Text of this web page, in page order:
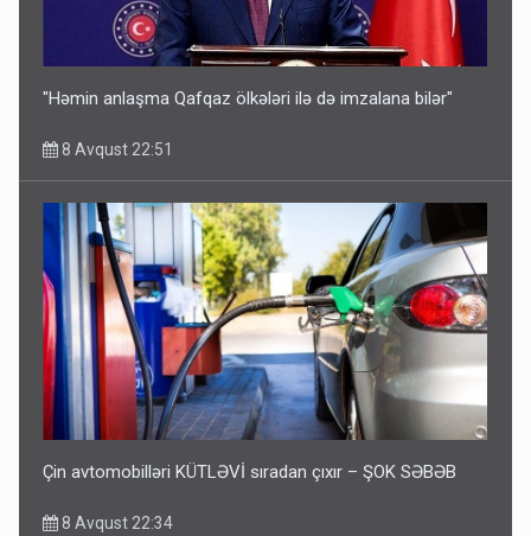
"Həmin anlaşma Qafqaz ölkələri ilə də imzalana bilər"
8 Avqust 22:51
Çin avtomobilləri KÜTLƏVİ sıradan çıxır – ŞOK SƏBƏB
8 Avqust 22:34